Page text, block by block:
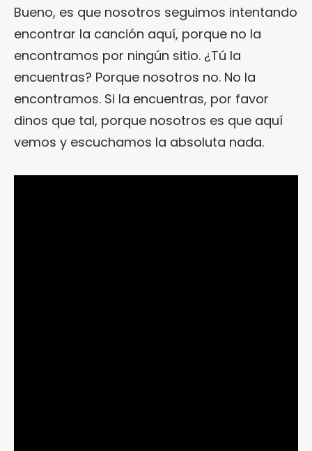
Bueno, es que nosotros seguimos intentando
encontrar la canción aquí, porque no la
encontramos por ningún sitio. ¿Tú la
encuentras? Porque nosotros no. No la
encontramos. Si la encuentras, por favor
dinos que tal, porque nosotros es que aquí
vemos y escuchamos la absoluta nada.